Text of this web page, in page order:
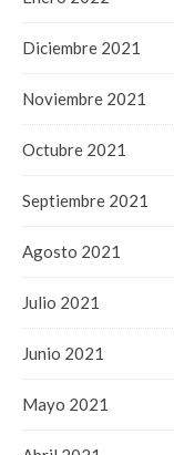
Diciembre 2021
Noviembre 2021
Octubre 2021
Septiembre 2021
Agosto 2021
Julio 2021
Junio 2021
Mayo 2021